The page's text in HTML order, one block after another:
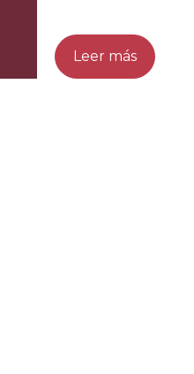
otros) en lugar de
solo. Esta
empresas
Leer más